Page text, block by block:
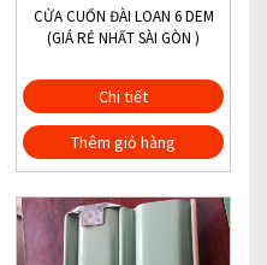
CỬA CUỐN ĐÀI LOAN 6 DEM
(GIÁ RẺ NHẤT SÀI GÒN )
Chi tiết
Thêm giỏ hàng